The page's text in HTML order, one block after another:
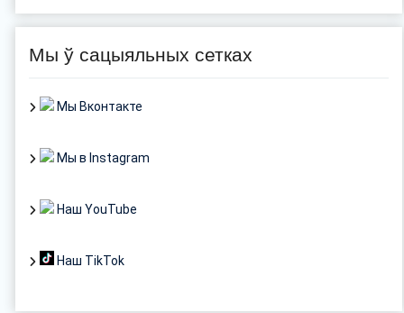
Мы ў сацыяльных сетках
Мы Вконтакте
Мы в Instagram
Наш YouTube
Наш TikTok